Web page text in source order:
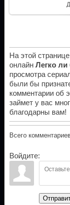
На этой
онлайн Легко
просмотра
были бы
комментарии об
займет у вас
благодарны вам!
Всего
Войдите: